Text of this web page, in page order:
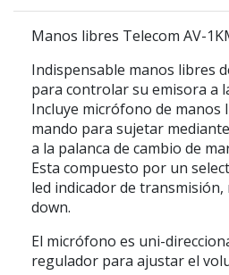
Manos libres Telecom AV-
Indispensable manos libres
para controlar su emisora a
Incluye micrófono de manos
mando para sujetar
a la palanca de cambio de
Esta compuesto por un
led indicador de transmisión,
down.
El micrófono es uni-
regulador para ajustar el